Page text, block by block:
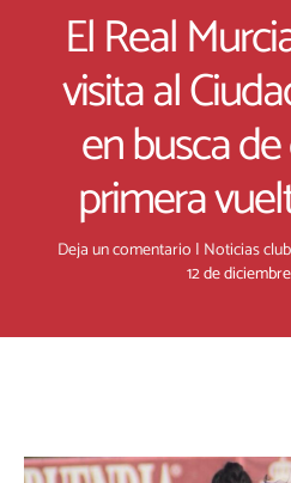
El Real
visita al
en busca
primera
Deja un comentario | Noticias club
12 de